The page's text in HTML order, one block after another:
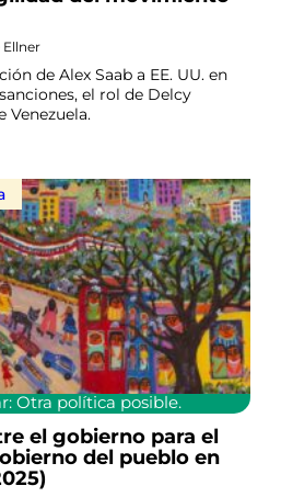
Ellner
de Alex Saab a EE. UU. en
el rol de Delcy
Venezuela.
Otra política posible.
el gobierno para el
del pueblo en